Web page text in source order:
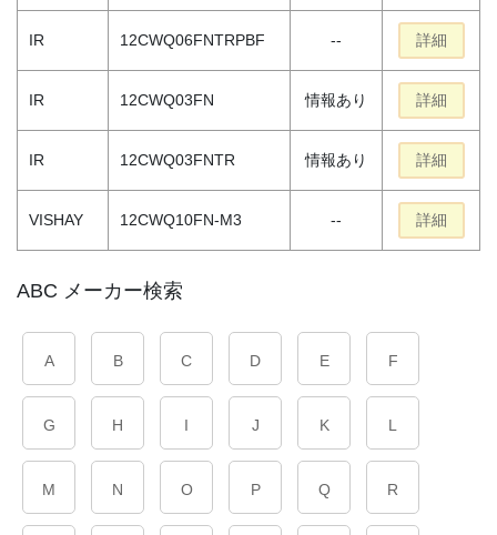
IR 12CWQ06FNTRPBF -- 詳細
IR 12CWQ03FN 情報あり 詳細
IR 12CWQ03FNTR 情報あり 詳細
VISHAY 12CWQ10FN-M3 -- 詳細
ABC メーカー検索
A B C D E F
G H I J K L
M N O P Q R